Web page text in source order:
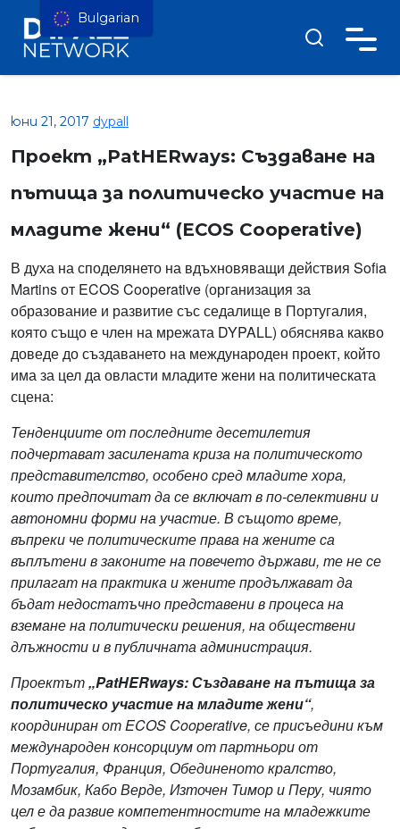
юни 21, 2017 dypall
Проект „PatHERways: Създаване на
пътища за политическо участие на
младите жени“ (ECOS Cooperative)
В духа на споделянето на вдъхновяващи действия Sofia
Martins от ECOS Cooperative (организация за
образование и развитие със седалище в Португалия,
която също е член на мрежата DYPALL) обяснява какво
доведе до създаването на международен проект, който
има за цел да овласти младите жени на политическата
сцена:
Тенденциите от последните десетилетия
подчертават засилената криза на политическото
представителство, особено сред младите хора,
които предпочитат да се включат в по-селективни и
автономни форми на участие. В същото време,
въпреки че политическите права на жените са
въплътени в законите на повечето държави, те не се
прилагат на практика и жените продължават да
бъдат недостатъчно представени в процеса на
вземане на политически решения, на обществени
длъжности и в публичната администрация.
Проектът„PatHERways: Създаване на пътища за
политическо участие на младите жени“,
координиран от ECOS Cooperative, се присъедини към
международен консорциум от партньори от
Португалия, Франция, Обединеното кралство,
Мозамбик, Кабо Верде, Източен Тимор и Перу, чиято
цел е да развие компетентностите на младежките
Bulgarian